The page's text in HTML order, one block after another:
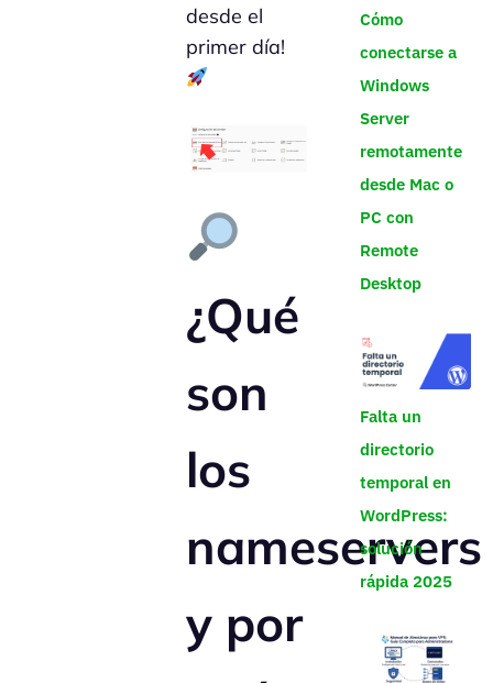
desde el
primer día!
¿Qué
son
los
nameservers
y por
Cómo
conectarse a
Windows
Server
remotamente
desde Mac o
PC con
Remote
Desktop
Falta un
directorio
temporal en
WordPress:
solución
rápida 2025